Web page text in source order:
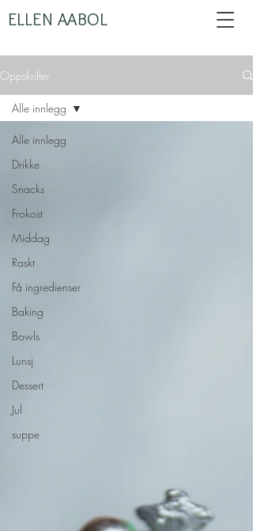
ELLEN AABOL
Oppskrifter
Alle innlegg
Drikke
Snacks
Frokost
Middag
Raskt
Få ingredienser
Baking
Bowls
Lunsj
Dessert
Jul
suppe
Alle innlegg